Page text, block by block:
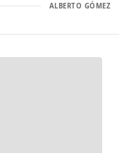
ALBERTO GÓMEZ